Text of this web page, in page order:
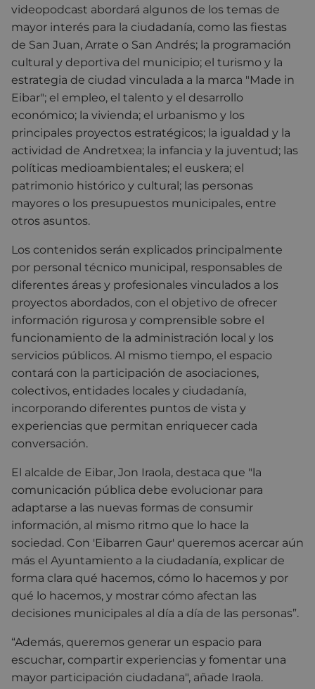
videopodcast abordará algunos de los temas de
mayor interés para la ciudadanía, como las fiestas
de San Juan, Arrate o San Andrés; la programación
cultural y deportiva del municipio; el turismo y la
estrategia de ciudad vinculada a la marca "Made in
Eibar"; el empleo, el talento y el desarrollo
económico; la vivienda; el urbanismo y los
principales proyectos estratégicos; la igualdad y la
actividad de Andretxea; la infancia y la juventud; las
políticas medioambientales; el euskera; el
patrimonio histórico y cultural; las personas
mayores o los presupuestos municipales, entre
otros asuntos.
Los contenidos serán explicados principalmente
por personal técnico municipal, responsables de
diferentes áreas y profesionales vinculados a los
proyectos abordados, con el objetivo de ofrecer
información rigurosa y comprensible sobre el
funcionamiento de la administración local y los
servicios públicos. Al mismo tiempo, el espacio
contará con la participación de asociaciones,
colectivos, entidades locales y ciudadanía,
incorporando diferentes puntos de vista y
experiencias que permitan enriquecer cada
conversación.
El alcalde de Eibar, Jon Iraola, destaca que "la
comunicación pública debe evolucionar para
adaptarse a las nuevas formas de consumir
información, al mismo ritmo que lo hace la
sociedad. Con 'Eibarren Gaur' queremos acercar aún
más el Ayuntamiento a la ciudadanía, explicar de
forma clara qué hacemos, cómo lo hacemos y por
qué lo hacemos, y mostrar cómo afectan las
decisiones municipales al día a día de las personas”.
“Además, queremos generar un espacio para
escuchar, compartir experiencias y fomentar una
mayor participación ciudadana", añade Iraola.